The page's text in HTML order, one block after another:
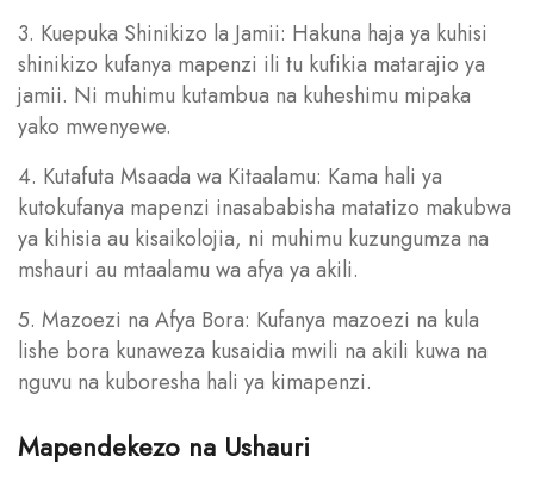
3. Kuepuka Shinikizo la Jamii: Hakuna haja ya kuhisi
shinikizo kufanya mapenzi ili tu kufikia matarajio ya
jamii. Ni muhimu kutambua na kuheshimu mipaka
yako mwenyewe.
4. Kutafuta Msaada wa Kitaalamu: Kama hali ya
kutokufanya mapenzi inasababisha matatizo makubwa
ya kihisia au kisaikolojia, ni muhimu kuzungumza na
mshauri au mtaalamu wa afya ya akili.
5. Mazoezi na Afya Bora: Kufanya mazoezi na kula
lishe bora kunaweza kusaidia mwili na akili kuwa na
nguvu na kuboresha hali ya kimapenzi.
Mapendekezo na Ushauri